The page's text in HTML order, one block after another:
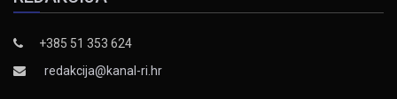
+385 51 353 624
redakcija@kanal-ri.hr